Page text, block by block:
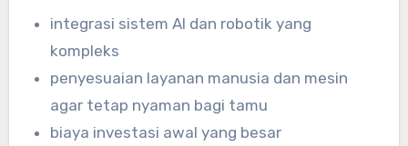
integrasi sistem AI dan robotik yang
kompleks
penyesuaian layanan manusia dan mesin
agar tetap nyaman bagi tamu
biaya investasi awal yang besar